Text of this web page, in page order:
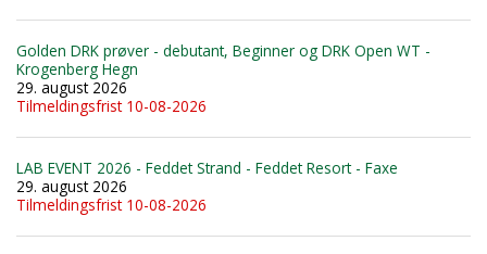
Golden DRK prøver - debutant, Beginner og DRK Open WT -
Krogenberg Hegn
29. august 2026
Tilmeldingsfrist 10-08-2026
LAB EVENT 2026 - Feddet Strand - Feddet Resort - Faxe
29. august 2026
Tilmeldingsfrist 10-08-2026